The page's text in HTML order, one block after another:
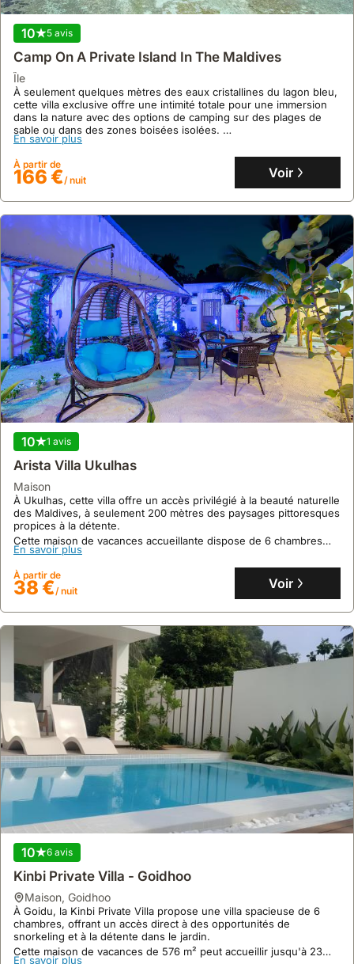
10 5 avis
Camp On A Private Island In The Maldives
île
À seulement quelques mètres des eaux cristallines du lagon bleu,
cette villa exclusive offre une intimité totale pour une immersion
dans la nature avec des options de camping sur des plages de
sable ou dans des zones boisées isolées.
Cette location de villa, conçue pour 15 personnes, propose une
expérience unique du mode de vie "lagon bleu", avec la
possibilité de faire livrer des repas et un service de collecte des
déchets sur demande pour un séjour sans souci.
En savoir plus
À partir de
166 €/ nuit Voir
10 1 avis
Arista Villa Ukulhas
maison
À Ukulhas, cette villa offre un accès privilégié à la beauté naturelle
des Maldives, à seulement 200 mètres des paysages pittoresques
propices à la détente.
Cette maison de vacances accueillante dispose de 6 chambres
pour 16 personnes, avec climatisation et cuisine, pour un séjour
En savoir plus
À partir de
38 €/ nuit Voir
10 6 avis
Kinbi Private Villa - Goidhoo
maison, Goidhoo
À Goidu, la Kinbi Private Villa propose une villa spacieuse de 6
chambres, offrant un accès direct à des opportunités de
snorkeling et à la détente dans le jardin.
Cette maison de vacances de 576 m² peut accueillir jusqu'à 23
En savoir plus